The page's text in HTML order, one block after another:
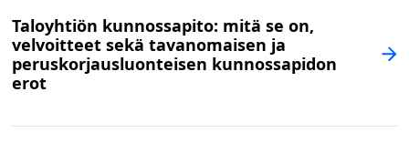
Taloyhtiön kunnossapito: mitä se on,
velvoitteet sekä tavanomaisen ja
peruskorjausluonteisen kunnossapidon
erot